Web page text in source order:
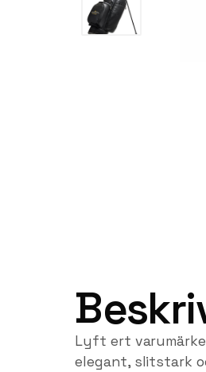
Lyft ert varumärke
elegant, slitstark